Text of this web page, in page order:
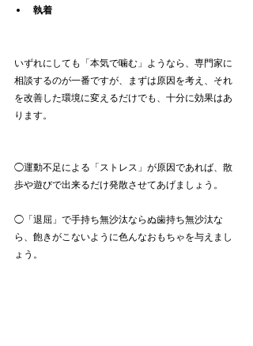
執着
いずれにしても「本気で噛む」ようなら、専門家に
相談するのが一番ですが、まずは原因を考え、それ
を改善した環境に変えるだけでも、十分に効果はあ
ります。
◯運動不足による「ストレス」が原因であれば、散
歩や遊びで出来るだけ発散させてあげましょう。
◯「退屈」で手持ち無沙汰ならぬ歯持ち無沙汰な
ら、飽きがこないように色んなおもちゃを与えまし
ょう。